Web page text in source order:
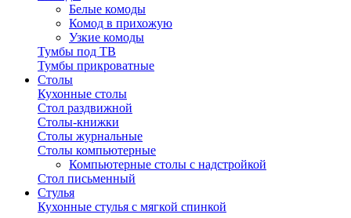
Белые комоды
Комод в прихожую
Узкие комоды
Тумбы под ТВ
Тумбы прикроватные
Столы
Кухонные столы
Стол раздвижной
Столы-книжки
Столы журнальные
Столы компьютерные
Компьютерные столы с надстройкой
Стол письменный
Стулья
Кухонные стулья с мягкой спинкой